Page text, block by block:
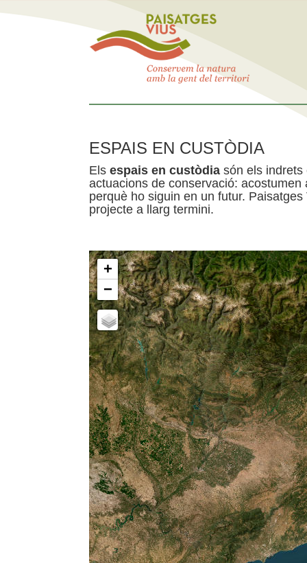
ESPAIS EN CUSTÒDIA
Els espais en custòdia són els indrets
actuacions de conservació:
perquè ho siguin en un futur.
projecte a llarg termini.
+
−